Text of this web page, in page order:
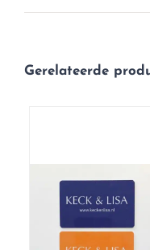
Gerelateerde